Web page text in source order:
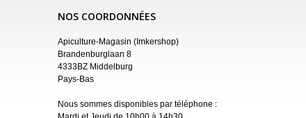
NOS COORDONNÉES
Apiculture-Magasin (Imkershop)
Brandenburglaan 8
4333BZ Middelburg
Pays-Bas
Nous sommes disponibles par téléphone :